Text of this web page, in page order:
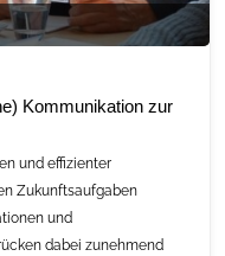
Kommunikation zur
und effizienter
Zukunftsaufgaben
und
dabei zunehmend